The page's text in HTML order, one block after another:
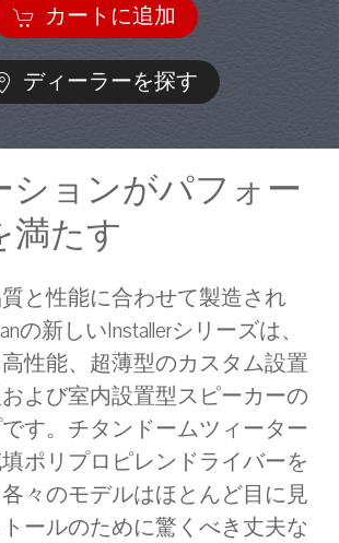
カートに追加
ディーラーを探す
ションがパフォー
満たす
と性能に合わせて製造され
の新しいInstallerシリーズは、
性能、超薄型のカスタム設置
よび室内設置型スピーカーの
す。チタンドームツィーター
ポリプロピレンドライバーを
々のモデルはほとんど目に見
ールのために驚くべき丈夫な